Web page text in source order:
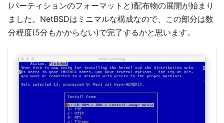
(パーティションのフォーマットと)配布物の展開が始まり
ました。NetBSDはミニマルな構成なので、この部分は数
分程度(5分もかからない)で完了するかと思います。